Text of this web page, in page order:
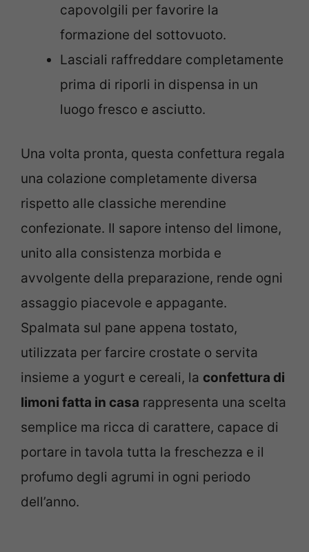
capovolgili per favorire la
formazione del sottovuoto.
Lasciali raffreddare completamente
prima di riporli in dispensa in un
luogo fresco e asciutto.
Una volta pronta, questa confettura regala
una colazione completamente diversa
rispetto alle classiche merendine
confezionate. Il sapore intenso del limone,
unito alla consistenza morbida e
avvolgente della preparazione, rende ogni
assaggio piacevole e appagante.
Spalmata sul pane appena tostato,
utilizzata per farcire crostate o servita
insieme a yogurt e cereali, la confettura di
limoni fatta in casa rappresenta una scelta
semplice ma ricca di carattere, capace di
portare in tavola tutta la freschezza e il
profumo degli agrumi in ogni periodo
dell’anno.